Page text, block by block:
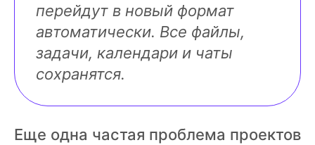
перейдут в новый формат
автоматически. Все файлы,
задачи, календари и чаты
сохранятся.
Еще одна частая проблема проектов